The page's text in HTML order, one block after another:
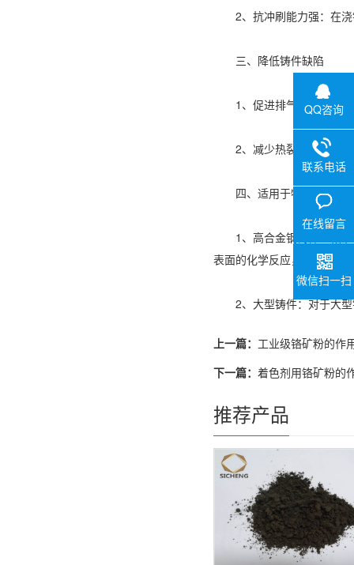
2、抗冲刷能力强：在浇
三、降低铸件缺陷
1、促进排气：铬矿砂透
2、减少热裂倾向：由于
四、适用于特殊铸件
1、高合金钢铸件：
表面的化学反应，保证铸件
2、大型铸件：对于大型
上一篇： 工业级铬矿粉的作
下一篇： 着色剂用铬矿粉的
推荐产品
QQ咨询
联系电话
在线留言
微信扫一扫